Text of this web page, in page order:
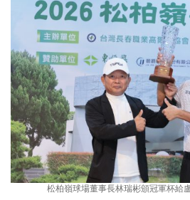
松柏嶺球場董事長林瑞彬頒冠軍杯給